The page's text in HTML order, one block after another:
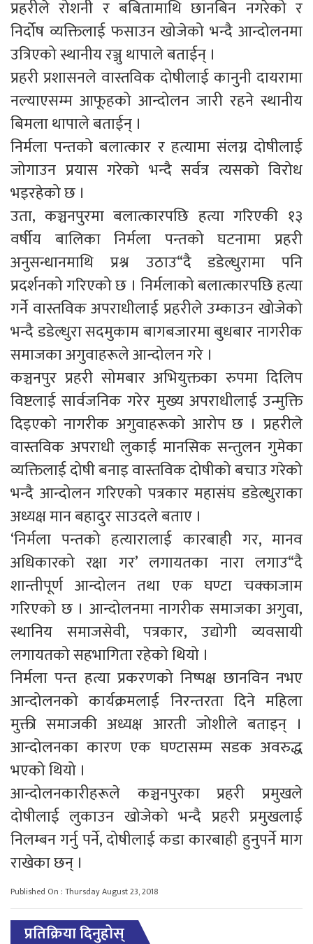
प्रहरीले रोशनी र बबितामाथि छानबिन नगरेको र
निर्दोष व्यक्तिलाई फसाउन खोजेको भन्दै आन्दोलनमा
उत्रिएको स्थानीय रञ्जु थापाले बताईन् ।
प्रहरी प्रशासनले वास्तविक दोषीलाई कानुनी दायरामा
नल्याएसम्म आफूहको आन्दोलन जारी रहने स्थानीय
बिमला थापाले बताईन् ।
निर्मला पन्तको बलात्कार र हत्यामा संलग्न दोषीलाई
जोगाउन प्रयास गरेको भन्दै सर्वत्र त्यसको विरोध
भइरहेको छ ।
उता, कञ्चनपुरमा बलात्कारपछि हत्या गरिएकी १३
वर्षीय बालिका निर्मला पन्तको घटनामा प्रहरी
अनुसन्धानमाथि प्रश्न उठाउ“दै डडेल्धुरामा पनि
प्रदर्शनको गरिएको छ । निर्मलाको बलात्कारपछि हत्या
गर्ने वास्तविक अपराधीलाई प्रहरीले उम्काउन खोजेको
भन्दै डडेल्धुरा सदमुकाम बागबजारमा बुधबार नागरीक
समाजका अगुवाहरूले आन्दोलन गरे ।
कञ्चनपुर प्रहरी सोमबार अभियुक्तका रुपमा दिलिप
विष्टलाई सार्वजनिक गरेर मुख्य अपराधीलाई उन्मुक्ति
दिइएको नागरीक अगुवाहरूको आरोप छ । प्रहरीले
वास्तविक अपराधी लुकाई मानसिक सन्तुलन गुमेका
व्यक्तिलाई दोषी बनाइ वास्तविक दोषीको बचाउ गरेको
भन्दै आन्दोलन गरिएको पत्रकार महासंघ डडेल्धुराका
अध्यक्ष मान बहादुर साउदले बताए ।
‘निर्मला पन्तको हत्यारालाई कारबाही गर, मानव
अधिकारको रक्षा गर’ लगायतका नारा लगाउ“दै
शान्तीपूर्ण आन्दोलन तथा एक घण्टा चक्काजाम
गरिएको छ । आन्दोलनमा नागरीक समाजका अगुवा,
स्थानिय समाजसेवी, पत्रकार, उद्योगी व्यवसायी
लगायतको सहभागिता रहेको थियो ।
निर्मला पन्त हत्या प्रकरणको निष्पक्ष छानविन नभए
आन्दोलनको कार्यक्रमलाई निरन्तरता दिने महिला
मुक्ती समाजकी अध्यक्ष आरती जोशीले बताइन् ।
आन्दोलनका कारण एक घण्टासम्म सडक अवरुद्ध
भएको थियो ।
आन्दोलनकारीहरूले कञ्चनपुरका प्रहरी प्रमुखले
दोषीलाई लुकाउन खोजेको भन्दै प्रहरी प्रमुखलाई
निलम्बन गर्नु पर्ने, दोषीलाई कडा कारबाही हुनुपर्ने माग
राखेका छन् ।
Published On : Thursday August 23, 2018
प्रतिक्रिया दिनुहोस्